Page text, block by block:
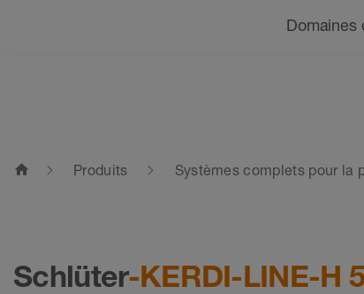
Domaines
home Produits Systèmes complets pour la
Schlüter-KERDI-LINE-H